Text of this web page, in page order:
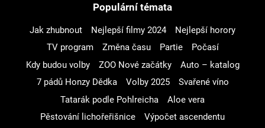
Populární témata
Jak zhubnout Nejlepší filmy 2024
Nejlepší horory
TV program
Změna času Partie
Počasí
Kdy budou volby
ZOO Nové začátky
Auto – katalog
7 pádů Honzy Dědka
Volby 2025
Svařené víno
Tatarák podle Pohlreicha
Aloe vera
Pěstování lichořeřišnice
Výpočet ascendentu